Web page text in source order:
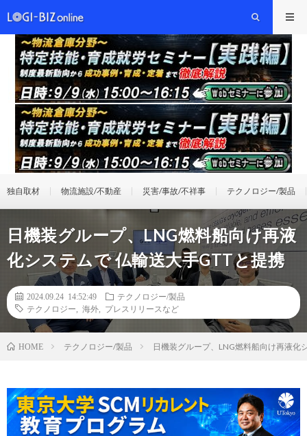
独自取材 物流施設/不動産 災害/事故/不祥事 テクノロジー/製品
日機装グループ、LNG燃料船向け再液
化システムで 仏輸送大手GTTと提携
2024.09.24 14:52:49
テクノロジー/製品
テクノロジー
海外 プレスリリースなど
HOME テクノロジー/製品 日機装グループ、LNG燃料船向け再液化